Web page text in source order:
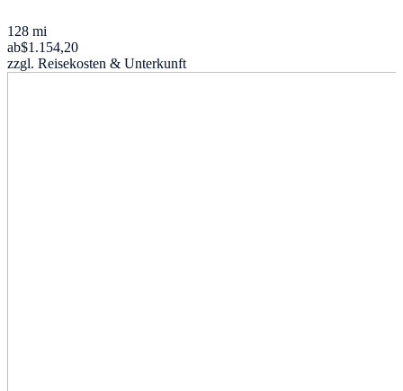
128 mi
ab$1.154,20
zzgl. Reisekosten & Unterkunft